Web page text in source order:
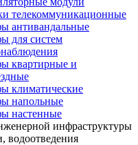
телекоммуникационные
антивандальные
для систем
квартирные и
климатические
напольные
настенные
инфраструктуры
водоотведения